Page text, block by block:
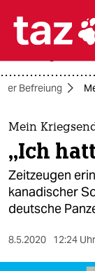
themen
politik
öko
der Befreiung
Mein
„Ich
Zeitzeugen
kanadischer
deutsche
8.5.2020 12:24 Uhr